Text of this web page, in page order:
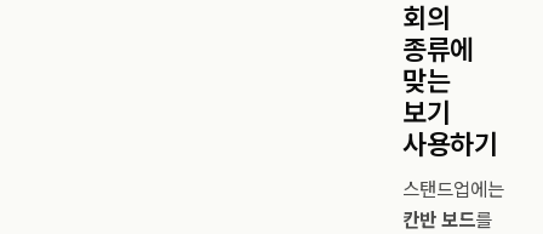
회의
종류에
맞는
보기
사용하기
스탠드업에는
칸반 보드를